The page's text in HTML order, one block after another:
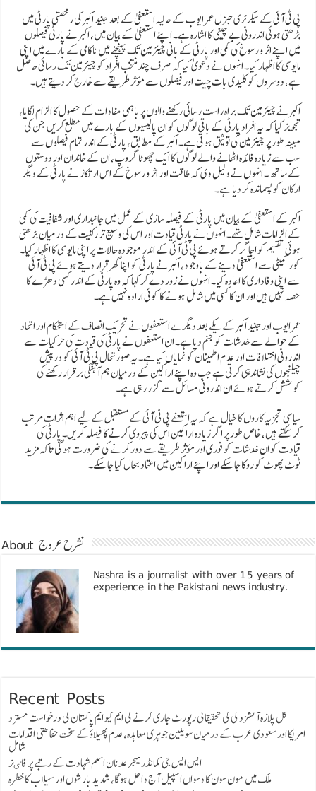
پی ٹی آئی کے سیکرٹری جنرل عمر ایوب کے حالیہ استعفیٰ کے بعد جنید اکبر کی رخصتی پارٹی میں
بڑھتی ہوئی اندرونی بے چینی کا اشارہ ہے۔ اپنے استعفیٰ کے بیان میں، اکبر نے پارٹی فیصلوں
میں اپنے اثر و رسوخ کی کمی اور پارٹی کے بانی چیئرمین تک پہنچنے میں ناکامی کے بارے میں اپنی
مایوسی کا اظہار کیا۔ انہوں نے دعویٰ کیا کہ صرف چند منتخب افراد کو چیئرمین تک رسائی حاصل
ہے، دوسروں کو کلیدی بات چیت اور فیصلوں سے مؤثر طریقے سے خارج کر دیتے ہیں۔
اکبر نے چیئرمین تک براہ راست رسائی رکھنے والوں پر باہمی مفادات کے حصول کا الزام لگایا،
تجویز کیا کہ یہ افراد پارٹی کے باقی لوگوں کو ان پالیسیوں کے بارے میں مطلع کریں جن کی
مبینہ طور پر چیئرمین کی توثیق ہوتی ہے۔ اکبر کے مطابق، پارٹی کے اندر تمام فیصلوں سے
سب سے زیادہ فائدہ اٹھانے والے لوگوں کا ایک چھوٹا گروپ، ان کے خاندان اور دوستوں
کے ساتھ۔ انہوں نے دلیل دی کہ طاقت اور اثر و رسوخ کے اس ارتکاز نے پارٹی کے دیگر
ارکان کو پسماندہ کر دیا ہے۔
اکبر کے استعفیٰ کے بیان میں پارٹی کے فیصلہ سازی کے عمل میں جانبداری اور شفافیت کی کمی
کے الزامات شامل تھے۔ انہوں نے پارٹی قیادت اور اس کی وسیع تر رکنیت کے درمیان بڑھتی
ہوئی تقسیم کو اجاگر کرتے ہوئے پی ٹی آئی کے اندر موجودہ حالات پر اپنی مایوسی کا اظہار کیا۔
کور کمیٹی سے استعفیٰ دینے کے باوجود، اکبر نے پارٹی کو اپنا گھر قرار دیتے ہوئے پی ٹی آئی
سے اپنی وفاداری کا اعادہ کیا۔ انہوں نے زور دے کر کہا کہ وہ پارٹی کے اندر کسی دھڑے کا
حصہ نہیں ہیں اور ان کا کسی میں شامل ہونے کا کوئی ارادہ نہیں ہے۔
عمر ایوب اور جنید اکبر کے یکے بعد دیگرے استعفوں نے تحریک انصاف کے استحکام اور اتحاد
کے حوالے سے خدشات کو جنم دیا ہے۔ ان استعفوں نے پارٹی کی قیادت کی حرکیات سے
اندرونی اختلافات اور عدم اطمینان کو نمایاں کیا ہے۔ یہ صورتحال پی ٹی آئی کو درپیش
چیلنجوں کی نشاندہی کرتی ہے جب وہ اپنے اراکین کے درمیان ہم آہنگی برقرار رکھنے کی
کوشش کرتے ہوئے ان اندرونی مسائل سے گزر رہی ہے۔
سیاسی تجزیہ کاروں کا خیال ہے کہ یہ استعفے پی ٹی آئی کے مستقبل کے لیے اہم اثرات مرتب
کر سکتے ہیں، خاص طور پر اگر زیادہ اراکین اس کی پیروی کرنے کا فیصلہ کریں۔ پارٹی کی
قیادت کو ان خدشات کو فوری اور مؤثر طریقے سے دور کرنے کی ضرورت ہوگی تاکہ مزید
ٹوٹ پھوٹ کو روکا جا سکے اور اپنے اراکین میں اعتماد بحال کیا جا سکے۔
About نشرح عروج
Nashra is a journalist with over 15 years of
experience in the Pakistani news industry.
Recent Posts
گل پلازہ آتشزدگی کی تحقیقاتی رپورٹ جاری کرنے کی ایم کیو ایم پاکستان کی درخواست مسترد
امریکا اور سعودی عرب کے درمیان سویلین جوہری معاہدہ، عدم پھیلاؤ کے سخت حفاظتی اقدامات
شامل
ایس ایس جی کمانڈر میجر عدنان اسلم شہادت کے رتبے پر فاٸز
ملک میں مون سون کا دسواں اسپیل آج داخل ہوگا، شدید بارشوں اور سیلاب کا خطرہ